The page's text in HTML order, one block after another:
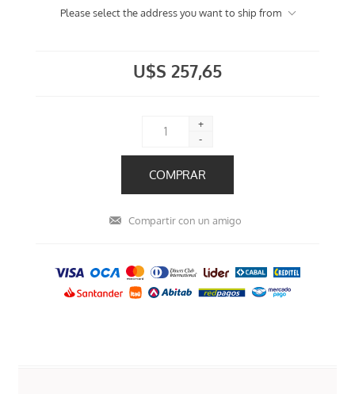
Please select the address you want to ship from
U$S 257,65
+
-